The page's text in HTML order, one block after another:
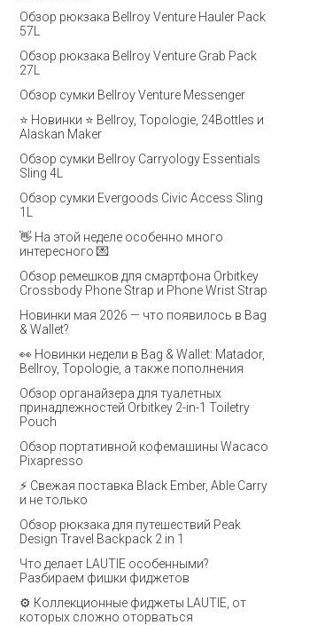
Обзор рюкзака Bellroy Venture Hauler Pack
57L
Обзор рюкзака Bellroy Venture Grab Pack
27L
Обзор сумки Bellroy Venture Messenger
⭐ Новинки ⭐ Bellroy, Topologie, 24Bottles и
Alaskan Maker
Обзор сумки Bellroy Carryology Essentials
Sling 4L
Обзор сумки Evergoods Civic Access Sling
1L
👋 На этой неделе особенно много
интересного 💌
Обзор ремешков для смартфона Orbitkey
Crossbody Phone Strap и Phone Wrist Strap
Новинки мая 2026 — что появилось в Bag
& Wallet?
👀 Новинки недели в Bag & Wallet: Matador,
Bellroy, Topologie, а также пополнения
Обзор органайзера для туалетных
принадлежностей Orbitkey 2-in-1 Toiletry
Pouch
Обзор портативной кофемашины Wacaco
Pixapresso
⚡ Свежая поставка Black Ember, Able Carry
и не только
Обзор рюкзака для путешествий Peak
Design Travel Backpack 2 in 1
Что делает LAUTIE особенными?
Разбираем фишки фиджетов
⚙️ Коллекционные фиджеты LAUTIE, от
которых сложно оторваться